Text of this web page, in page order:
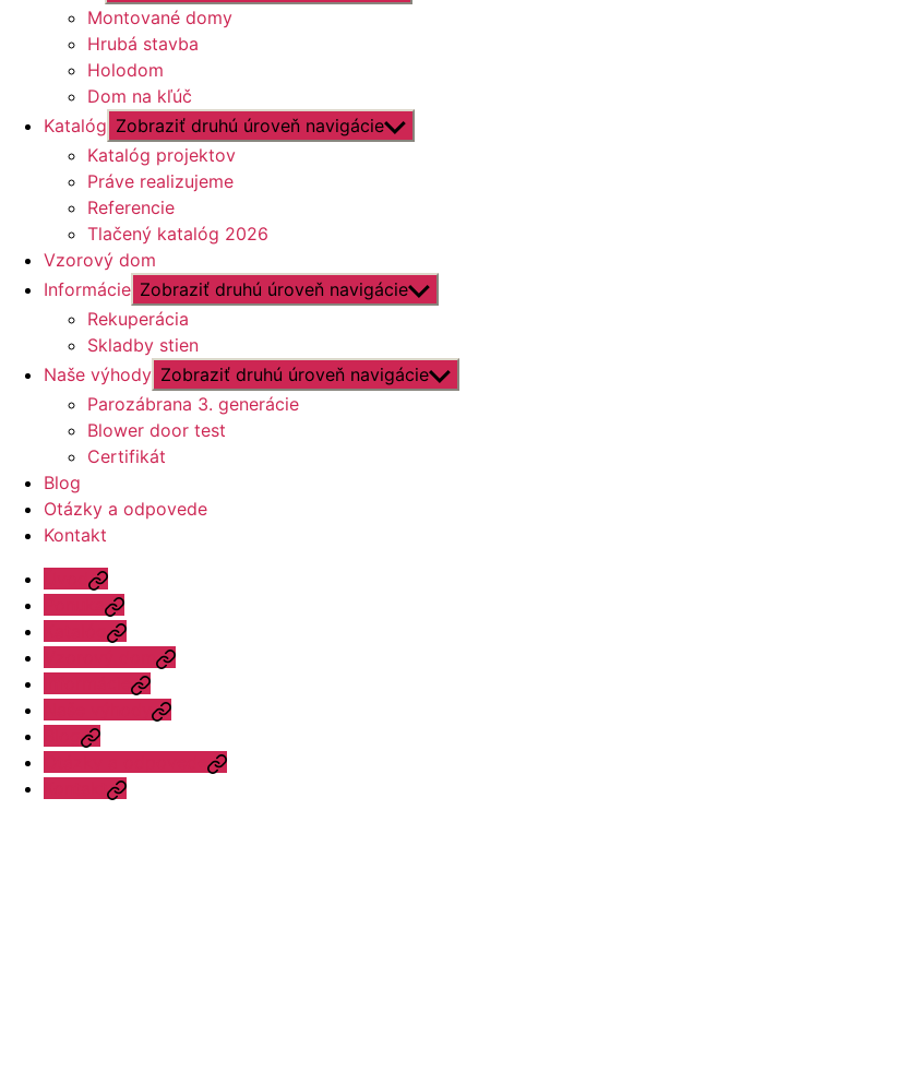
Montované domy
Hrubá stavba
Holodom
Dom na kľúč
Katalóg Zobraziť druhú úroveň navigácie
Katalóg projektov
Práve realizujeme
Referencie
Tlačený katalóg 2026
Vzorový dom
Informácie Zobraziť druhú úroveň navigácie
Rekuperácia
Skladby stien
Naše výhody Zobraziť druhú úroveň navigácie
Parozábrana 3. generácie
Blower door test
Certifikát
Blog
Otázky a odpovede
Kontakt